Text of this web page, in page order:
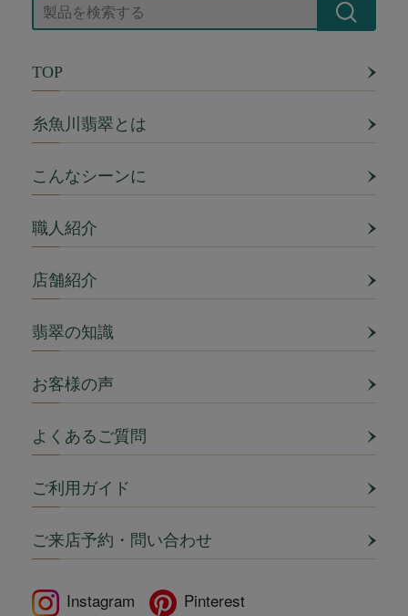
TOP
糸魚川翡翠とは
こんなシーンに
職人紹介
店舗紹介
翡翠の知識
お客様の声
よくあるご質問
ご利用ガイド
ご来店予約・問い合わせ
Instagram
Pinterest